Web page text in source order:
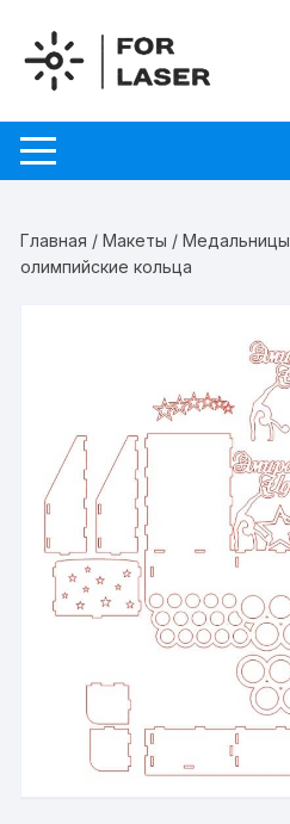
содержимому
Главная /Макеты /Медальницы
олимпийские кольца